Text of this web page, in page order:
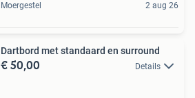
Moergestel 2 aug 26
Dartbord met standaard en surround
€ 50,00 Details